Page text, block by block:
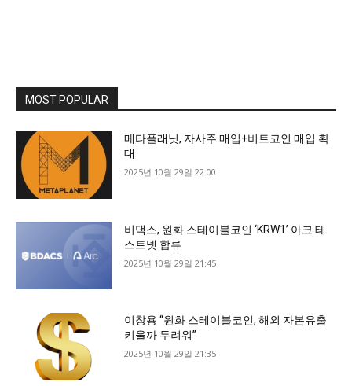
MOST POPULAR
메타플래닛, 자사주 매입+비트코인 매입 확
대
2025년 10월 29일 22:00
비댁스, 원화 스테이블코인 ‘KRW1’ 아크 테
스트넷 합류
2025년 10월 29일 21:45
이창용 “원화 스테이블코인, 해외 자본유출
키울까 두려워”
2025년 10월 29일 21:35